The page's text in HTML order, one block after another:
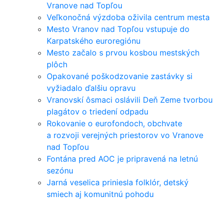
Vranove nad Topľou
Veľkonočná výzdoba oživila centrum mesta
Mesto Vranov nad Topľou vstupuje do
Karpatského euroregiónu
Mesto začalo s prvou kosbou mestských
plôch
Opakované poškodzovanie zastávky si
vyžiadalo ďalšiu opravu
Vranovskí ôsmaci oslávili Deň Zeme tvorbou
plagátov o triedení odpadu
Rokovanie o eurofondoch, obchvate
a rozvoji verejných priestorov vo Vranove
nad Topľou
Fontána pred AOC je pripravená na letnú
sezónu
Jarná veselica priniesla folklór, detský
smiech aj komunitnú pohodu